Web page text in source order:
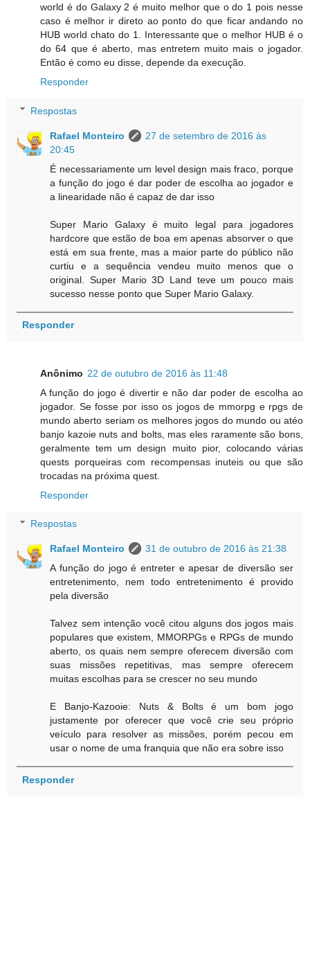
world é do Galaxy 2 é muito melhor que o do 1 pois nesse
caso é melhor ir direto ao ponto do que ficar andando no
HUB world chato do 1. Interessante que o melhor HUB é o
do 64 que é aberto, mas entretem muito mais o jogador.
Então é como eu disse, depende da execução.
Responder
Respostas
Rafael Monteiro
27 de setembro de 2016 às
20:45
É necessariamente um level design mais fraco, porque
a função do jogo é dar poder de escolha ao jogador e
a linearidade não é capaz de dar isso
Super Mario Galaxy é muito legal para jogadores
hardcore que estão de boa em apenas absorver o que
está em sua frente, mas a maior parte do público não
curtiu e a sequência vendeu muito menos que o
original. Super Mario 3D Land teve um pouco mais
sucesso nesse ponto que Super Mario Galaxy.
Responder
Anônimo 22 de outubro de 2016 às 11:48
A função do jogo é divertir e não dar poder de escolha ao
jogador. Se fosse por isso os jogos de mmorpg e rpgs de
mundo aberto seriam os melhores jogos do mundo ou atéo
banjo kazoie nuts and bolts, mas eles raramente são bons,
geralmente tem um design muito pior, colocando várias
quests porqueiras com recompensas inuteis ou que são
trocadas na próxima quest.
Responder
Respostas
Rafael Monteiro
31 de outubro de 2016 às 21:38
A função do jogo é entreter e apesar de diversão ser
entretenimento, nem todo entretenimento é provido
pela diversão
Talvez sem intenção você citou alguns dos jogos mais
populares que existem, MMORPGs e RPGs de mundo
aberto, os quais nem sempre oferecem diversão com
suas missões repetitivas, mas sempre oferecem
muitas escolhas para se crescer no seu mundo
E Banjo-Kazooie: Nuts & Bolts é um bom jogo
justamente por oferecer que você crie seu próprio
veículo para resolver as missões, porém pecou em
usar o nome de uma franquia que não era sobre isso
Responder